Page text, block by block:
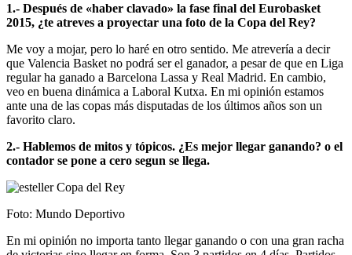
1.- Después de «haber clavado» la fase final del Eurobasket
2015, ¿te atreves a proyectar una foto de la Copa del Rey?
Me voy a mojar, pero lo haré en otro sentido. Me atrevería a decir
que Valencia Basket no podrá ser el ganador, a pesar de que en Liga
regular ha ganado a Barcelona Lassa y Real Madrid. En cambio,
veo en buena dinámica a Laboral Kutxa. En mi opinión estamos
ante una de las copas más disputadas de los últimos años son un
favorito claro.
2.- Hablemos de mitos y tópicos. ¿Es mejor llegar ganando? o el
contador se pone a cero segun se llega.
Foto: Mundo Deportivo
En mi opinión no importa tanto llegar ganando o con una gran racha